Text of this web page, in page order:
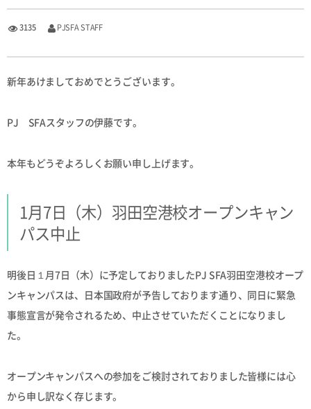
3135 PJSFA STAFF
新年あけましておめでとうございます。
PJ SFAスタッフの伊藤です。
本年もどうぞよろしくお願い申し上げます。
1月7日（木）羽田空港校オープンキャン
パス中止
明後日１月7日（木）に予定しておりましたPJ SFA羽田空港校オープ
ンキャンパスは、日本国政府が予告しております通り、同日に緊急
事態宣言が発令されるため、中止させていただくことになりまし
た。
オープンキャンパスへの参加をご検討されておりました皆様には心
から申し訳なく存じます。